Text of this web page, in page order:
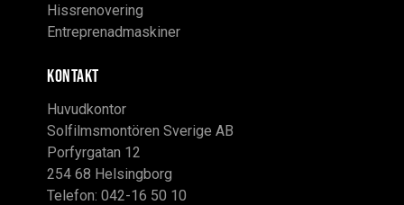
Hissrenovering
Entreprenadmaskiner
KONTAKT
Huvudkontor
Solfilmsmontören Sverige AB
Porfyrgatan 12
254 68 Helsingborg
Telefon: 042-16 50 10